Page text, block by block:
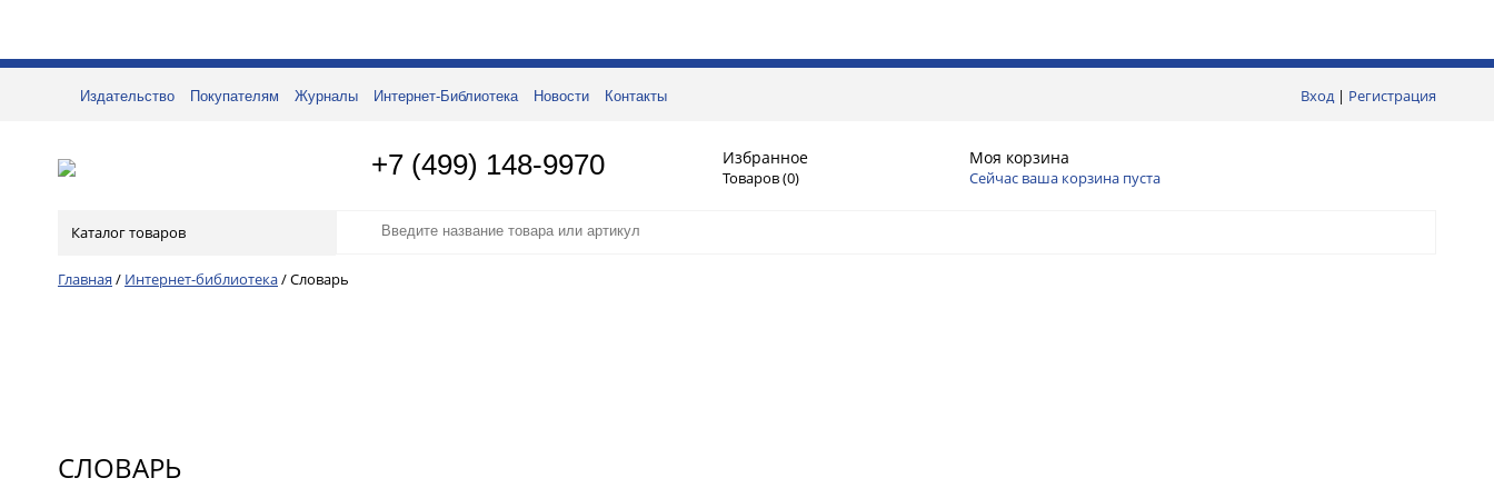
Вход| Регистрация
Издательство Покупателям Журналы Интернет-Библиотека Новости Контакты
+7 (499) 148-9970 Избранное
Товаров (0)
Моя корзина
Сейчас ваша корзина пуста
Каталог товаров
Главная / Интернет-библиотека/Словарь
СЛОВАРЬ